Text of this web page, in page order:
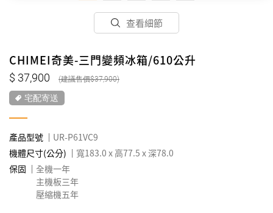
查看細節
CHIMEI奇美-三門變頻冰箱/610公升
37,900 37,900
宅配寄送
產品型號
UR-P61VC9
機體尺寸(公分)
寬183.0 x 高77.5 x 深78.0
保固
全機一年
主機板三年
壓縮機五年